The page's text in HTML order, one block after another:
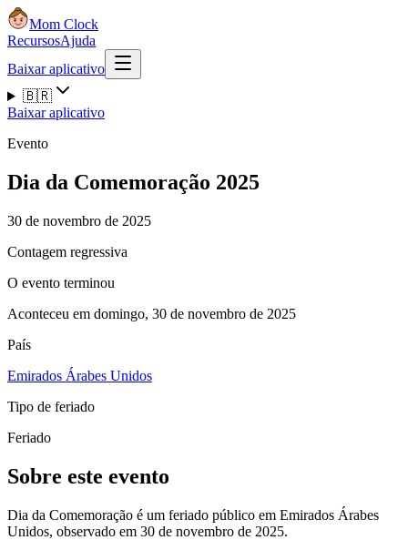
Mom Clock
RecursosAjuda
Baixar aplicativo
🇧🇷
Baixar aplicativo
Evento
Dia da Comemoração 2025
30 de novembro de 2025
Contagem regressiva
O evento terminou
Aconteceu em domingo, 30 de novembro de 2025
País
Emirados Árabes Unidos
Tipo de feriado
Feriado
Sobre este evento
Dia da Comemoração é um feriado público em Emirados Árabes
Unidos, observado em 30 de novembro de 2025.